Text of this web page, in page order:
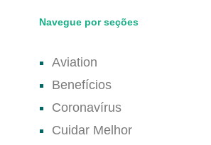
Navegue por seções
Aviation
Benefícios
Coronavírus
Cuidar Melhor